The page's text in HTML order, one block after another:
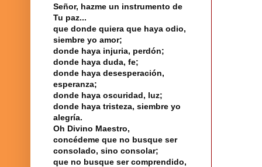
Señor, hazme un instrumento de
Tu paz...
que donde quiera que haya odio,
siembre yo amor;
donde haya injuria, perdón;
donde haya duda, fe;
donde haya desesperación,
esperanza;
donde haya oscuridad, luz;
donde haya tristeza, siembre yo
alegría.
Oh Divino Maestro,
concédeme que no busque ser
consolado, sino consolar;
que no busque ser comprendido,